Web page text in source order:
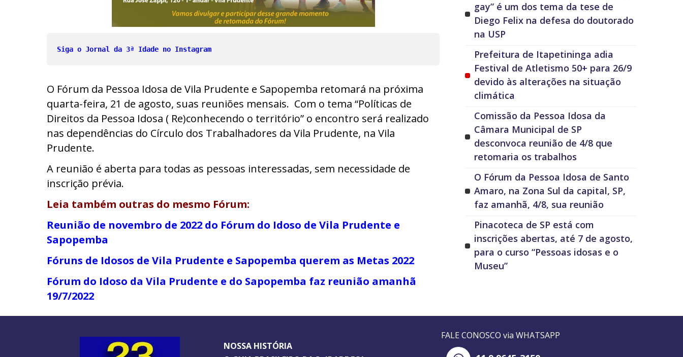
Siga o Jornal da 3ª Idade no Instagram
O Fórum da Pessoa Idosa de Vila Prudente e Sapopemba retomará na próxima
quarta-feira, 21 de agosto, suas reuniões mensais. Com o tema “Políticas de
Direitos da Pessoa Idosa ( Re)conhecendo o território” o encontro será realizado
nas dependências do Círculo dos Trabalhadores da Vila Prudente, na Vila
Prudente.
A reunião é aberta para todas as pessoas interessadas, sem necessidade de
inscrição prévia.
Leia também outras do mesmo Fórum:
Reunião de novembro de 2022 do Fórum do Idoso de Vila Prudente e
Sapopemba
Fóruns de Idosos de Vila Prudente e Sapopemba querem as Metas 2022
Fórum do Idoso da Vila Prudente e do Sapopemba faz reunião amanhã
19/7/2022
gay” é um dos tema da tese de
Diego Felix na defesa do doutorado
na USP
Prefeitura de Itapetininga adia
Festival de Atletismo 50+ para 26/9
devido às alterações na situação
climática
Comissão da Pessoa Idosa da
Câmara Municipal de SP
desconvoca reunião de 4/8 que
retomaria os trabalhos
O Fórum da Pessoa Idosa de Santo
Amaro, na Zona Sul da capital, SP,
faz amanhã, 4/8, sua reunião
Pinacoteca de SP está com
inscrições abertas, até 7 de agosto,
para o curso “Pessoas idosas e o
Museu”
NOSSA HISTÓRIA
FALE CONOSCO via WHATSAPP